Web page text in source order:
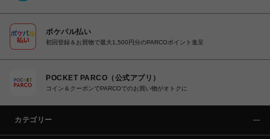
ポケパル払い
初回登録＆お買物で最大1,500円分のPARCOポイント進呈
POCKET PARCO（公式アプリ）
コイン＆クーポンでPARCOでのお買い物がオトクに
カテゴリー